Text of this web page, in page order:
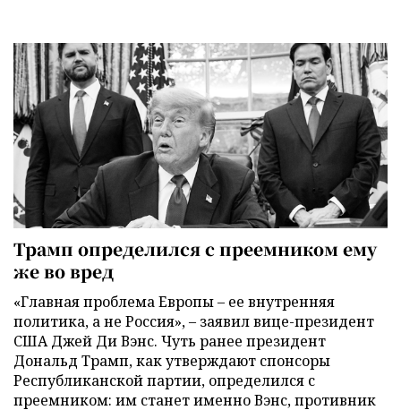
Трамп определился с преемником ему
же во вред
«Главная проблема Европы – ее внутренняя
политика, а не Россия», – заявил вице-президент
США Джей Ди Вэнс. Чуть ранее президент
Дональд Трамп, как утверждают спонсоры
Республиканской партии, определился с
преемником: им станет именно Вэнс, противник